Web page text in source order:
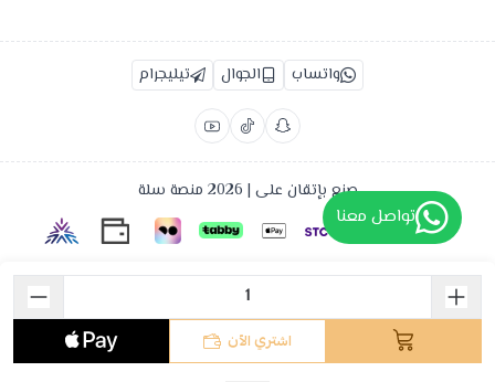
اشتري الآن
واتساب الجوال تيليجرام
صنع بإتقان على | 2026 منصة سلة
تواصل معنا